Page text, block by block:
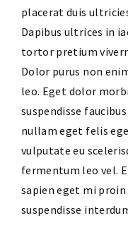
placerat duis
Dapibus ultrices in
tortor pretium
Dolor purus non
leo. Eget dolor
suspendisse
nullam eget felis
vulputate eu
fermentum leo vel.
sapien eget mi proin
suspendisse